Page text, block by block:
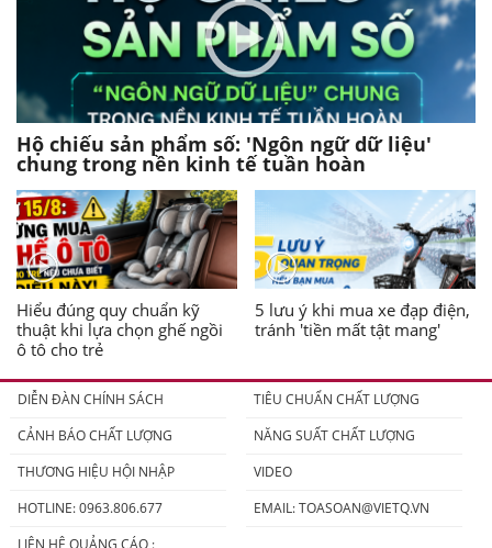
Hộ chiếu sản phẩm số: 'Ngôn ngữ dữ liệu'
chung trong nền kinh tế tuần hoàn
Hiểu đúng quy chuẩn kỹ
thuật khi lựa chọn ghế ngồi
ô tô cho trẻ
5 lưu ý khi mua xe đạp điện,
tránh 'tiền mất tật mang'
DIỄN ĐÀN CHÍNH SÁCH
TIÊU CHUẨN CHẤT LƯỢNG
CẢNH BÁO CHẤT LƯỢNG
NĂNG SUẤT CHẤT LƯỢNG
THƯƠNG HIỆU HỘI NHẬP
VIDEO
HOTLINE: 0963.806.677
EMAIL:TOASOAN@VIETQ.VN
LIÊN HỆ QUẢNG CÁO :